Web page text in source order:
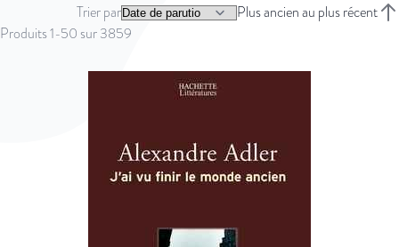
Produits1-50 sur3859
Trier par
Plus ancien au plus récent